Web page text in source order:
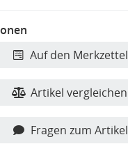
Auf den Merkzettel
Artikel vergleichen
Fragen zum Artikel